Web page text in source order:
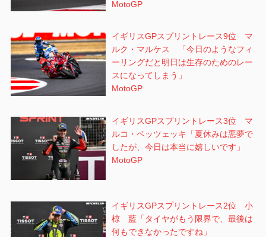
MotoGP
イギリスGPスプリントレース9位 マ
ルク・マルケス 「今日のようなフィ
ーリングだと明日は生存のためのレー
スになってしまう」
MotoGP
イギリスGPスプリントレース3位 マ
ルコ・ベッツェッキ「夏休みは悪夢で
したが、今日は本当に嬉しいです」
MotoGP
イギリスGPスプリントレース2位 小
椋 藍「タイヤがもう限界で、最後は
何もできなかったですね」